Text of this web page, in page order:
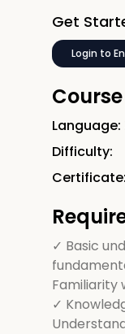
Get
Login to
Language:
Difficulty:
Certificate:
✓ Basic
Familiarity
✓